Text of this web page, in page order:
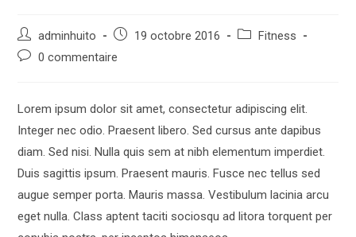
Post
author:
adminhuito
Post19 octobre 2016
PostFitness
Post0 commentaire
Lorem ipsum dolor sit amet, consectetur adipiscing elit.
Integer nec odio. Praesent libero. Sed cursus ante dapibus
diam. Sed nisi. Nulla quis sem at nibh elementum imperdiet.
Duis sagittis ipsum. Praesent mauris. Fusce nec tellus sed
augue semper porta. Mauris massa. Vestibulum lacinia arcu
eget nulla. Class aptent taciti sociosqu ad litora torquent per